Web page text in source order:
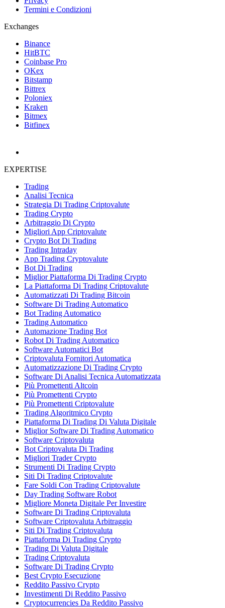
Termini e Condizioni
Exchanges
Binance
HitBTC
Coinbase Pro
OKex
Bitstamp
Bittrex
Poloniex
Kraken
Bitmex
Bitfinex
EXPERTISE
Trading
Analisi Tecnica
Strategia Di Trading Criptovalute
Trading Crypto
Arbitraggio Di Crypto
Migliori App Criptovalute
Crypto Bot Di Trading
Trading Intraday
App Trading Cryptovalute
Bot Di Trading
Miglior Piattaforma Di Trading Crypto
La Piattaforma Di Trading Criptovalute
Automatizzati Di Trading Bitcoin
Software Di Trading Automatico
Bot Trading Automatico
Trading Automatico
Automazione Trading Bot
Robot Di Trading Automatico
Software Automatici Bot
Criptovaluta Fornitori Automatica
Automatizzazione Di Trading Crypto
Software Di Analisi Tecnica Automatizzata
Più Promettenti Altcoin
Più Promettenti Crypto
Più Promettenti Criptovalute
Trading Algoritmico Crypto
Piattaforma Di Trading Di Valuta Digitale
Miglior Software Di Trading Automatico
Software Criptovaluta
Bot Criptovaluta Di Trading
Migliori Trader Crypto
Strumenti Di Trading Crypto
Siti Di Trading Criptovalute
Fare Soldi Con Trading Criptovalute
Day Trading Software Robot
Migliore Moneta Digitale Per Investire
Software Di Trading Criptovaluta
Software Criptovaluta Arbitraggio
Siti Di Trading Criptovaluta
Piattaforma Di Trading Crypto
Trading Di Valuta Digitale
Trading Criptovaluta
Software Di Trading Crypto
Best Crypto Esecuzione
Reddito Passivo Crypto
Investimenti Di Reddito Passivo
Cryptocurrencies Da Reddito Passivo